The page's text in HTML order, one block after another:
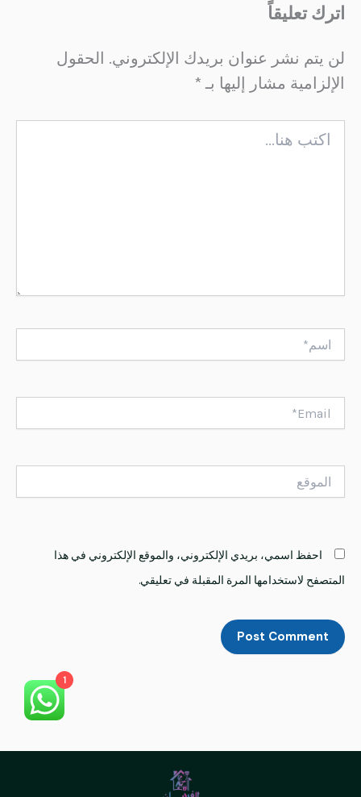
اترك تعليقاً
لن يتم نشر عنوان بريدك الإلكتروني. الحقول
الإلزامية مشار إليها بـ *
هنا...
احفظ اسمي، بريدي الإلكتروني، والموقع الإلكتروني في هذا
المتصفح لاستخدامها المرة المقبلة في تعليقي.
1